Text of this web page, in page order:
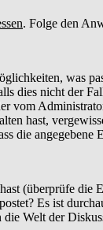
. Folge den
was
dies nicht der
vom
hast,
die
(überprüfe
Es ist
Welt der